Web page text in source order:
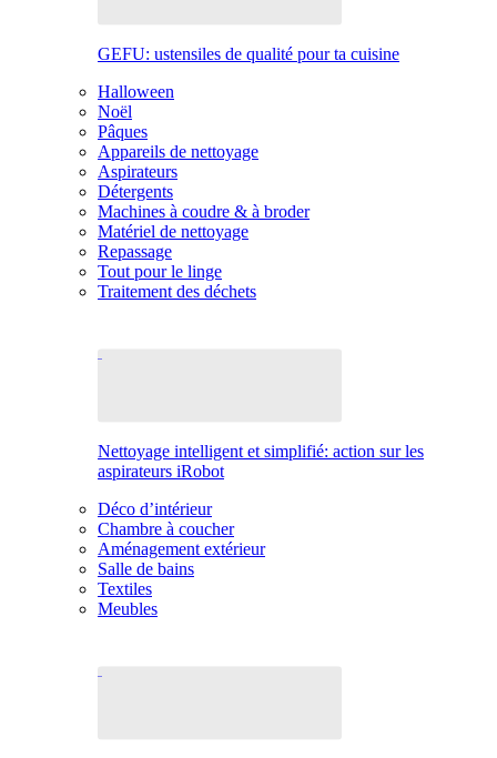
GEFU: ustensiles de qualité pour ta cuisine
Halloween
Noël
Pâques
Appareils de nettoyage
Aspirateurs
Détergents
Machines à coudre & à broder
Matériel de nettoyage
Repassage
Tout pour le linge
Traitement des déchets
Nettoyage intelligent et simplifié: action sur les
aspirateurs iRobot
Déco d’intérieur
Chambre à coucher
Aménagement extérieur
Salle de bains
Textiles
Meubles